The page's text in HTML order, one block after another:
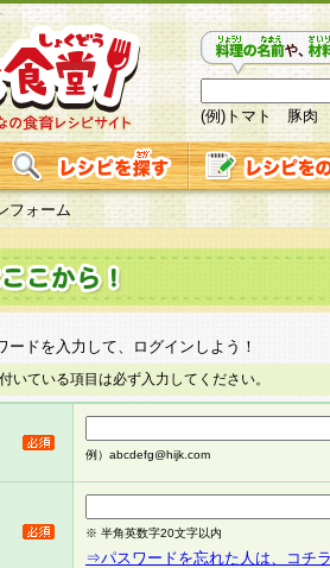
(例)トマト 豚肉
フォーム
ードを入力して、ログインしよう！
いている項目は必ず入力してください。
例）abcdefg@hijk.com
※ 半角英数字20文字以内
⇒パスワードを忘れた人は、コチ